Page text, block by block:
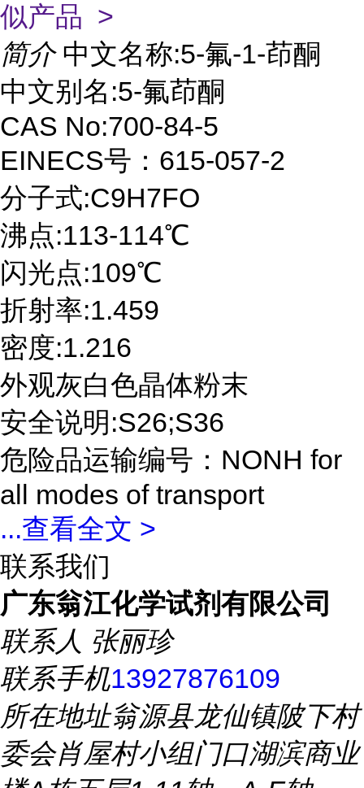
似产品 >
简介 中文名称:5-氟-1-茚酮
中文别名:5-氟茚酮
CAS No:700-84-5
EINECS号：615-057-2
分子式:C9H7FO
沸点:113-114℃
闪光点:109℃
折射率:1.459
密度:1.216
外观灰白色晶体粉末
安全说明:S26;S36
危险品运输编号：NONH for
all modes of transport
...查看全文 >
联系我们
广东翁江化学试剂有限公司
联系人 张丽珍
联系手机13927876109
所在地址翁源县龙仙镇陂下村
委会肖屋村小组门口湖滨商业